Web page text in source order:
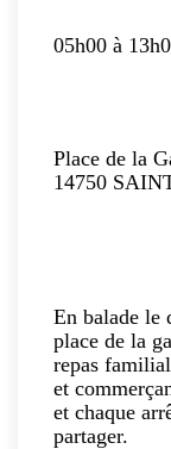
05h00 à
Place de la
14750
En balade le
place de la
repas
et
et chaque
partager.